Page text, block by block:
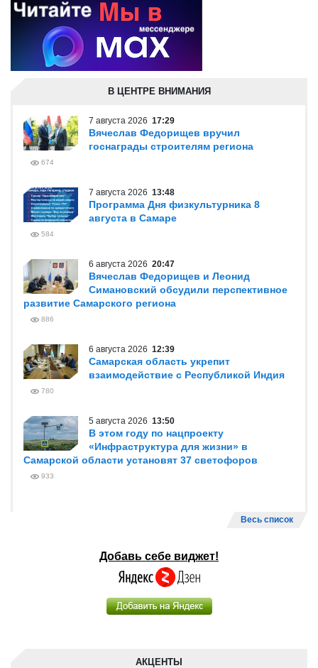
В ЦЕНТРЕ ВНИМАНИЯ
7 августа 2026 17:29
Вячеслав Федорищев вручил
госнаграды строителям региона
674
7 августа 2026 13:48
Программа Дня физкультурника 8
августа в Самаре
584
6 августа 2026 20:47
Вячеслав Федорищев и Леонид
Симановский обсудили перспективное
развитие Самарского региона
886
6 августа 2026 12:39
Самарская область укрепит
взаимодействие с Республикой Индия
780
5 августа 2026 13:50
В этом году по нацпроекту
«Инфраструктура для жизни» в
Самарской области установят 37 светофоров
933
Весь список
Добавь себе виджет!
АКЦЕНТЫ